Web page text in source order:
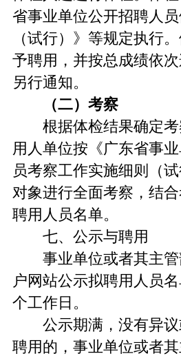
省事业单位公开招聘人
（试行）》等规定执行
予聘用，并按总成绩依
另行通知。
（二）考察
根据体检结果确定考
用人单位按《广东省事
员考察工作实施细则（
对象进行全面考察，结
聘用人员名单。
七、公示与聘用
事业单位或者其主管
户网站公示拟聘用人员
个工作日。
公示期满，没有异议
聘用的，事业单位或者